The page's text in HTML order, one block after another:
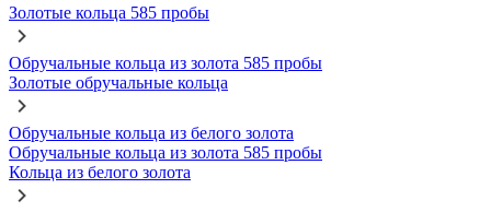
Золотые кольца 585 пробы
Обручальные кольца из золота 585 пробы
Золотые обручальные кольца
Обручальные кольца из белого золота
Обручальные кольца из золота 585 пробы
Кольца из белого золота